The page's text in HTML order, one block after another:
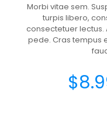
de 5,
baseado
em
avaliação
de
Morbi vitae sem.
turpis libero,
consectetuer lectus.
pede. Cras tempus
$